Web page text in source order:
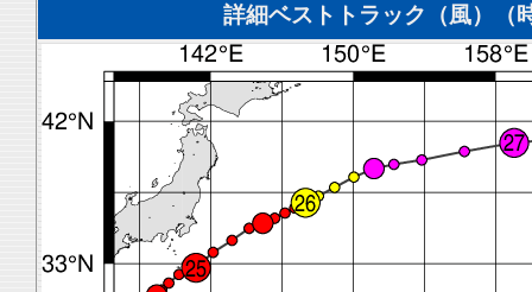
詳細ベストトラック（風）（